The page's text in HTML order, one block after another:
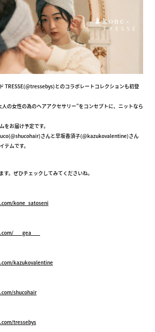
TRESSE(@tressebys)とのコラボレートコレクションも初登
の女性の為のヘアアクセサリー”をコンセプトに、ニットなら
をお届け予定です。
さんと早坂香須子(@kazukovalentine)さん
テムです。
す。ぜひチェックしてみてくださいね。
kone_satoseni
___gea___
kazukovalentine
shucohair
tressebys